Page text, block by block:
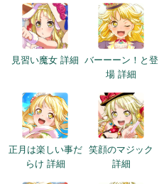
見習い魔女 詳細 バーーーン！と登
場 詳細
正月は楽しい事だ
らけ 詳細
笑顔のマジック
詳細